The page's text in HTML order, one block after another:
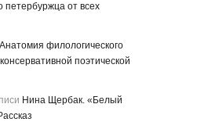
петербуржца от всех
Анатомия филологического
поэтической
Нина Щербак. «Белый